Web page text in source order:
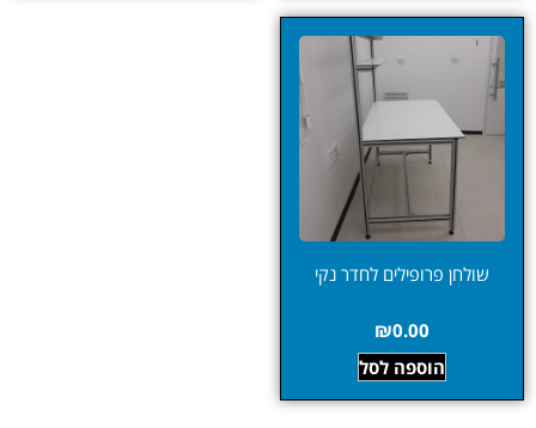
שולחן פרופילים לחדר נקי
₪0.00
הוספה לסל